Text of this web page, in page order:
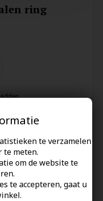
te verzamelen
te meten.
om de website te
te accepteren, gaat u
ring
gematteerd roestvrij staal.